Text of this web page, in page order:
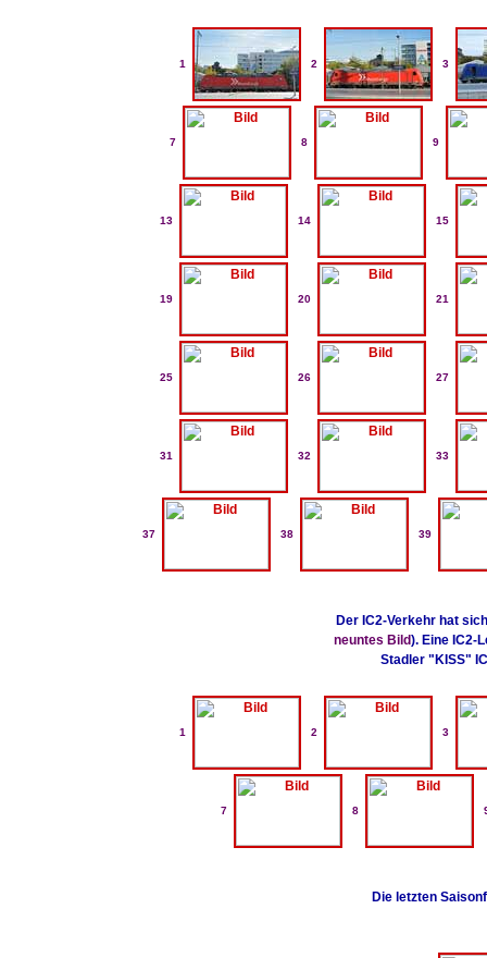
1 2 3
7 8 9
13 14 15
19 20 21
25 26 27
31 32 33
37 38 39
Der IC2-Verkehr hat
neuntes Bild). Eine IC2-
Stadler "KISS"
1 2 3
7 8
Die letzten